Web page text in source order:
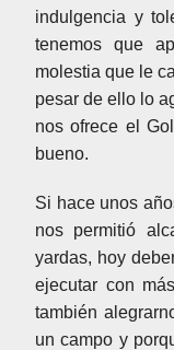
indulgencia y
tenemos que
molestia que le
pesar de ello lo
nos ofrece el
bueno.
Si hace unos
nos permitió
yardas, hoy
ejecutar con
también
un campo y